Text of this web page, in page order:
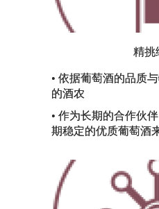
精挑
• 依据葡萄酒的品质
的酒农
• 作为长期的合作伙
期稳定的优质葡萄酒